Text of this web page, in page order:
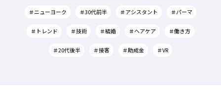
＃ニューヨーク ＃30代前半 ＃アシスタント ＃パーマ
＃トレンド ＃技術 ＃結婚 ＃ヘアケア ＃働き方
＃20代後半 ＃接客 ＃助成金 ＃VR